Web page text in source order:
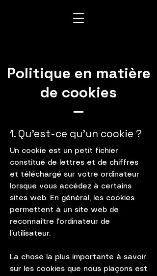
Politique en matière
de cookies
1. Qu'est-ce qu'un cookie ?
Un cookie est un petit fichier
constitué de lettres et de chiffres
et téléchargé sur votre ordinateur
lorsque vous accédez à certains
sites web. En général, les cookies
permettent à un site web de
reconnaître l'ordinateur de
l’utilisateur.
La chose la plus importante à savoir
sur les cookies que nous plaçons est